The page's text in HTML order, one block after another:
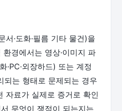
·도화·필름 기타 물건)을
경에서는 영상·이미지 파
·PC·외장하드) 또는 계정
되는 형태로 문제되는 경우
자료가 실제로 증거로 확인
무엇이 쟁점이 되는지는